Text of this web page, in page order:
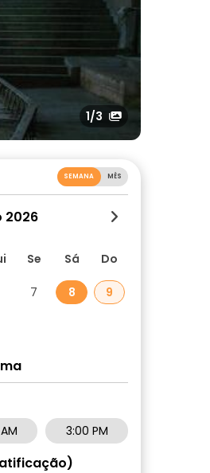
1/3
SEMANA MÊS
2026
Se Sá Do
7 8 9
3:00 PM